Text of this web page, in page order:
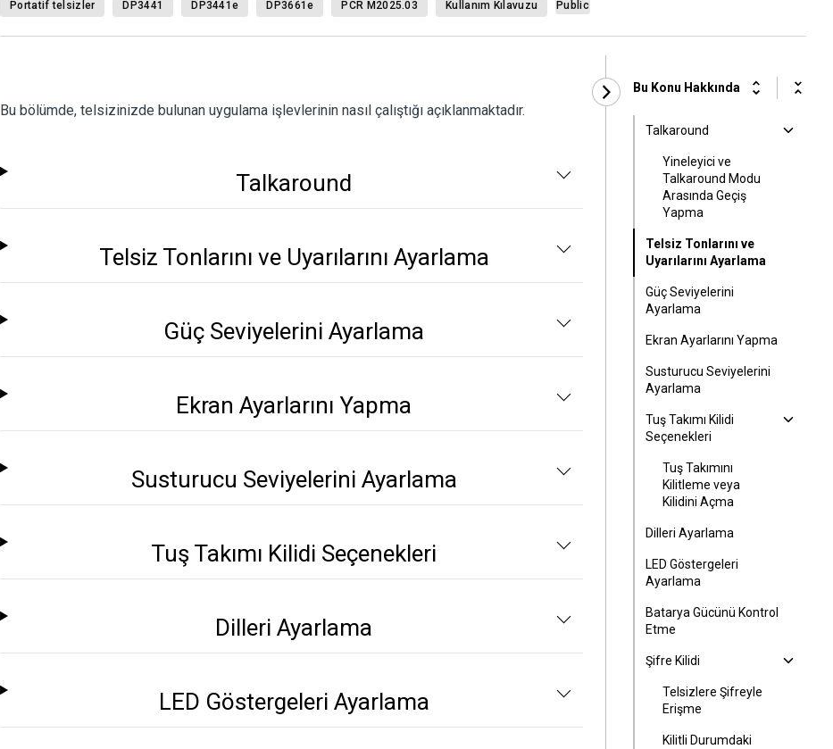
Portatif telsizler DP3441 DP3441e DP3661e PCR M2025.03 Kullanım Kılavuzu Public
Bu bölümde, telsizinizde bulunan uygulama işlevlerinin nasıl çalıştığı açıklanmaktadır.
Talkaround
Telsiz Tonlarını ve Uyarılarını Ayarlama
Güç Seviyelerini Ayarlama
Ekran Ayarlarını Yapma
Susturucu Seviyelerini Ayarlama
Tuş Takımı Kilidi Seçenekleri
Dilleri Ayarlama
LED Göstergeleri Ayarlama
Bu Konu Hakkında
Talkaround
Yineleyici ve
Talkaround Modu
Arasında Geçiş
Yapma
Telsiz Tonlarını ve
Uyarılarını Ayarlama
Güç Seviyelerini
Ayarlama
Ekran Ayarlarını Yapma
Susturucu Seviyelerini
Ayarlama
Tuş Takımı Kilidi
Seçenekleri
Tuş Takımını
Kilitleme veya
Kilidini Açma
Dilleri Ayarlama
LED Göstergeleri
Ayarlama
Batarya Gücünü Kontrol
Etme
Şifre Kilidi
Telsizlere Şifreyle
Erişme
Kilitli Durumdaki